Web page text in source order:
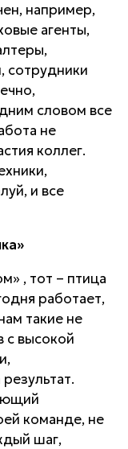
например,
агенты,
сотрудники
словом все
не
коллег.
и все
, тот – птица
работает,
такие не
высокой
.
команде, не
шаг,